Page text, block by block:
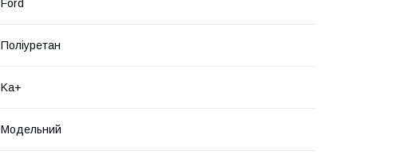
Ford
Поліуретан
Ka+
Модельний